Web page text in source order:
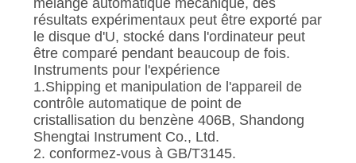
mélange automatique mécanique, des
résultats expérimentaux peut être exporté par
le disque d'U, stocké dans l'ordinateur peut
être comparé pendant beaucoup de fois.
Instruments pour l'expérience
1.Shipping et manipulation de l'appareil de
contrôle automatique de point de
cristallisation du benzène 406B, Shandong
Shengtai Instrument Co., Ltd.
2. conformez-vous à GB/T3145.